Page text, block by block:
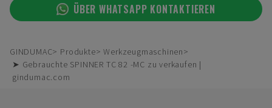
ÜBER WHATSAPP KONTAKTIEREN
GINDUMAC Produkte
Werkzeugmaschinen
➤ Gebrauchte SPINNER TC 82 -MC zu verkaufen |
gindumac.com